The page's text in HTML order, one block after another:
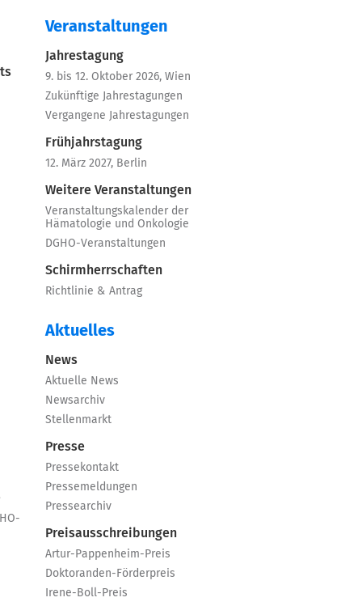
Veranstaltungen
Jahrestagung
9. bis 12. Oktober 2026, Wien
Zukünftige Jahrestagungen
Vergangene Jahrestagungen
Frühjahrstagung
12. März 2027, Berlin
Weitere Veranstaltungen
Veranstaltungskalender der
Hämatologie und Onkologie
DGHO-Veranstaltungen
Schirmherrschaften
Richtlinie & Antrag
Aktuelles
News
Aktuelle News
Newsarchiv
Stellenmarkt
Presse
Pressekontakt
Pressemeldungen
Pressearchiv
Preisausschreibungen
Artur-Pappenheim-Preis
Doktoranden-Förderpreis
Irene-Boll-Preis